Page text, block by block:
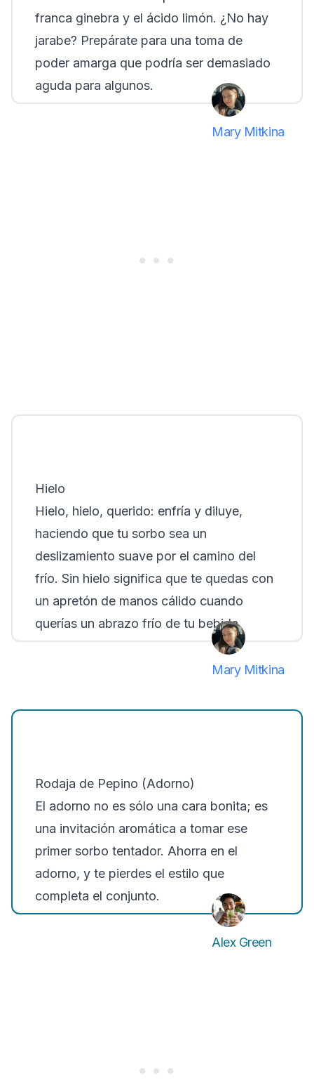
franca ginebra y el ácido limón. ¿No hay
jarabe? Prepárate para una toma de
poder amarga que podría ser demasiado
aguda para algunos.
Mary Mitkina
Hielo
Hielo, hielo, querido: enfría y diluye,
haciendo que tu sorbo sea un
deslizamiento suave por el camino del
frío. Sin hielo significa que te quedas con
un apretón de manos cálido cuando
querías un abrazo frío de tu bebida.
Mary Mitkina
Rodaja de Pepino (Adorno)
El adorno no es sólo una cara bonita; es
una invitación aromática a tomar ese
primer sorbo tentador. Ahorra en el
adorno, y te pierdes el estilo que
completa el conjunto.
Alex Green